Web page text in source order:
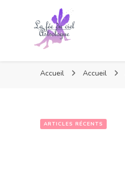
Accueil Accueil
ARTICLES RÉCENTS